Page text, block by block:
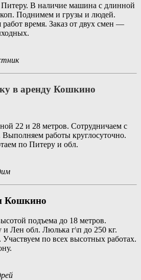
В наличие машина с длинной
Поднимем и грузы и людей.
время. Заказ от двух смен —
в аренду Кошкино
22 и 28 метров. Сотрудничаем с
работы круглосуточно.
по Питеру и обл.
Кошкино
подъема до 18 метров.
и Лен обл. Люлька г\п до 250 кг.
по всех высотных работах.